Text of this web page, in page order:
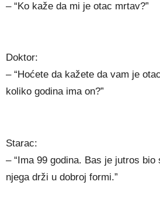
– “Ko kaže da mi je otac mrtav?”
Doktor:
– “Hoćete da kažete da vam je
koliko godina ima on?”
Starac:
– “Ima 99 godina. Bas je jutros bio
njega drži u dobroj formi.”